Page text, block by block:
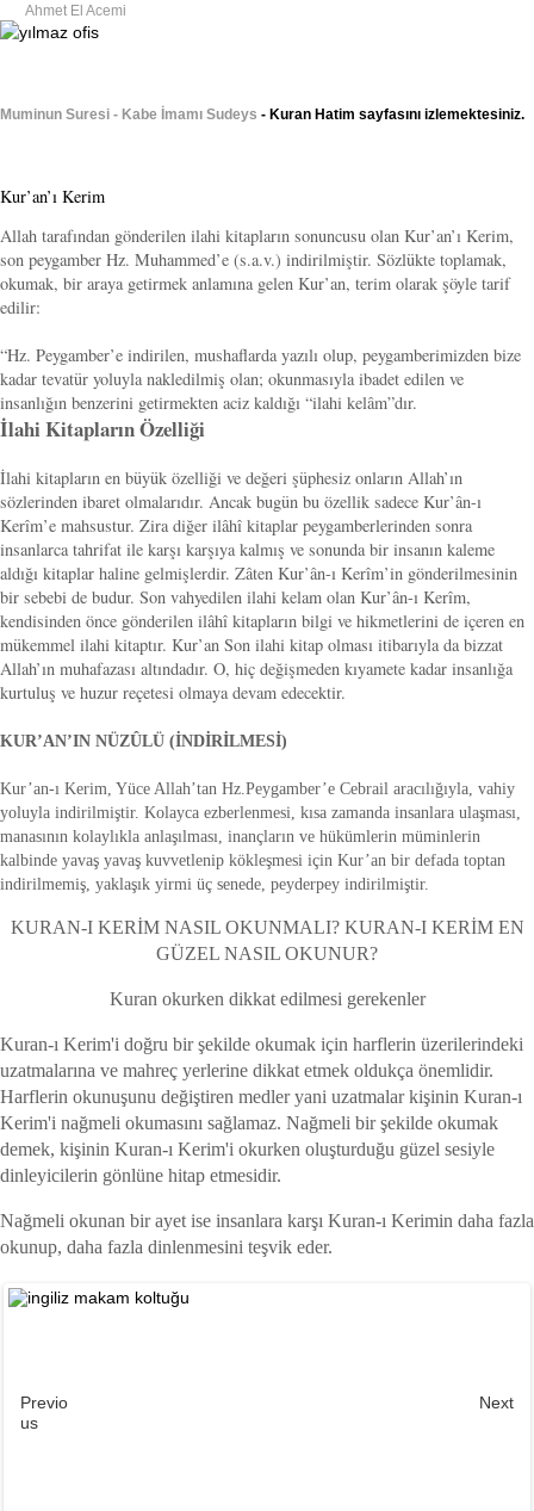
Ahmet El Acemi
Muminun Suresi - Kabe İmamı Sudeys - Kuran Hatim sayfasını izlemektesiniz.
Kur’an’ı Kerim
Allah tarafından gönderilen ilahi kitapların sonuncusu olan Kur’an’ı Kerim,
son peygamber Hz. Muhammed’e (s.a.v.) indirilmiştir. Sözlükte toplamak,
okumak, bir araya getirmek anlamına gelen Kur’an, terim olarak şöyle tarif
edilir:
“Hz. Peygamber’e indirilen, mushaflarda yazılı olup, peygamberimizden bize
kadar tevatür yoluyla nakledilmiş olan; okunmasıyla ibadet edilen ve
insanlığın benzerini getirmekten aciz kaldığı “ilahi kelâm”dır.
İlahi Kitapların Özelliği
İlahi kitapların en büyük özelliği ve değeri şüphesiz onların Allah’ın
sözlerinden ibaret olmalarıdır. Ancak bugün bu özellik sadece Kur’ân-ı
Kerîm’e mahsustur. Zira diğer ilâhî kitaplar peygamberlerinden sonra
insanlarca tahrifat ile karşı karşıya kalmış ve sonunda bir insanın kaleme
aldığı kitaplar haline gelmişlerdir. Zâten Kur’ân-ı Kerîm’in gönderilmesinin
bir sebebi de budur. Son vahyedilen ilahi kelam olan Kur’ân-ı Kerîm,
kendisinden önce gönderilen ilâhî kitapların bilgi ve hikmetlerini de içeren en
mükemmel ilahi kitaptır. Kur’an Son ilahi kitap olması itibarıyla da bizzat
Allah’ın muhafazası altındadır. O, hiç değişmeden kıyamete kadar insanlığa
kurtuluş ve huzur reçetesi olmaya devam edecektir.
KUR’AN’IN NÜZÛLÜ (İNDİRİLMESİ)
Kur’an-ı Kerim, Yüce Allah’tan Hz.Peygamber’e Cebrail aracılığıyla, vahiy
yoluyla indirilmiştir. Kolayca ezberlenmesi, kısa zamanda insanlara ulaşması,
manasının kolaylıkla anlaşılması, inançların ve hükümlerin müminlerin
kalbinde yavaş yavaş kuvvetlenip kökleşmesi için Kur’an bir defada toptan
indirilmemiş, yaklaşık yirmi üç senede, peyderpey indirilmiştir.
KURAN-I KERİM NASIL OKUNMALI? KURAN-I KERİM EN
GÜZEL NASIL OKUNUR?
Kuran okurken dikkat edilmesi gerekenler
Kuran-ı Kerim'i doğru bir şekilde okumak için harflerin üzerilerindeki
uzatmalarına ve mahreç yerlerine dikkat etmek oldukça önemlidir.
Harflerin okunuşunu değiştiren medler yani uzatmalar kişinin Kuran-ı
Kerim'i nağmeli okumasını sağlamaz. Nağmeli bir şekilde okumak
demek, kişinin Kuran-ı Kerim'i okurken oluşturduğu güzel sesiyle
dinleyicilerin gönlüne hitap etmesidir.
Nağmeli okunan bir ayet ise insanlara karşı Kuran-ı Kerimin daha fazla
okunup, daha fazla dinlenmesini teşvik eder.
Previo
us
Next